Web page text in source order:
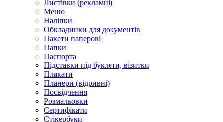
Листівки (рекламні)
Меню
Наліпки
Обкладинки для документів
Пакети паперові
Папки
Паспорта
Підставки під буклети, візитки
Плакати
Планери (відривні)
Посвідчення
Розмальовки
Сертифікати
Стікербуки